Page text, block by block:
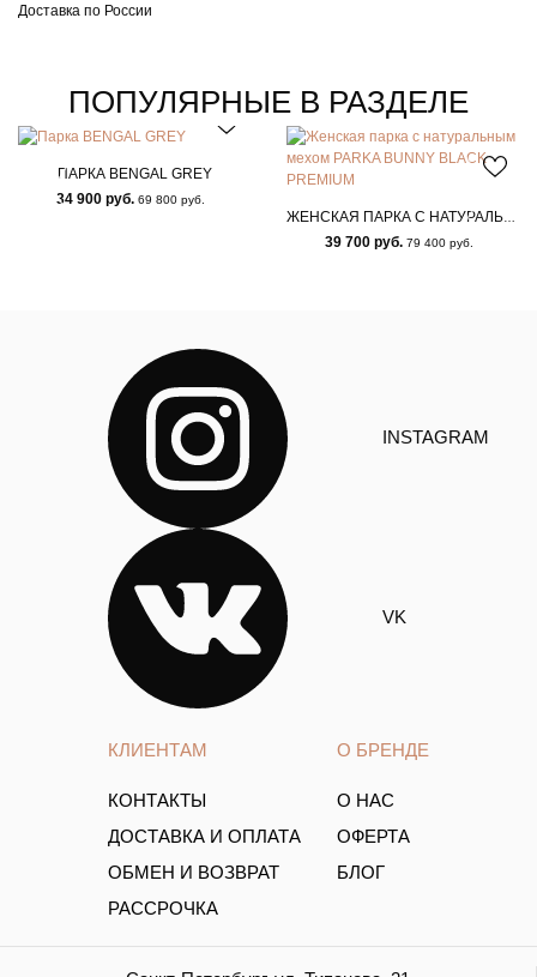
Доставка по России
ПОПУЛЯРНЫЕ В РАЗДЕЛЕ
ПАРКА BENGAL GREY
34 900 руб. 69 800 руб.
39 700 руб. 79 400 руб.
КЛИЕНТАМ
КОНТАКТЫ
ДОСТАВКА И ОПЛАТА
ОБМЕН И ВОЗВРАТ
РАССРОЧКА
О БРЕНДЕ
О НАС
ОФЕРТА
БЛОГ
INSTAGRAM
VK